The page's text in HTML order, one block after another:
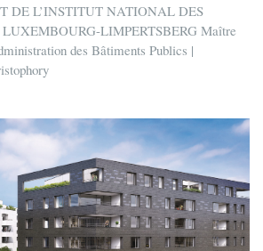
DE L’INSTITUT NATIONAL DES
LIMPERTSBERG Maître
des Bâtiments Publics |